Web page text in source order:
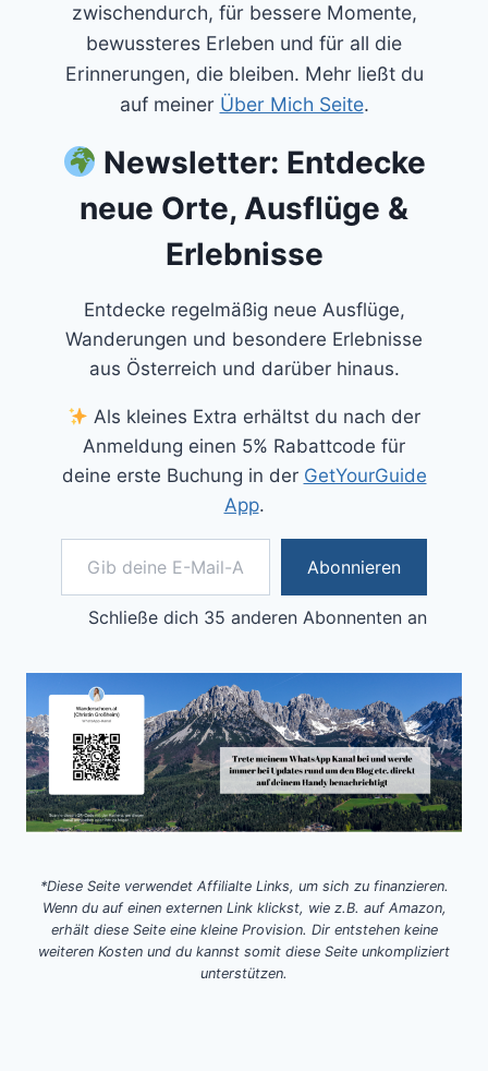
zwischendurch, für bessere Momente,
bewussteres Erleben und für all die
Erinnerungen, die bleiben. Mehr ließt du
auf meiner Über Mich Seite.
Newsletter: Entdecke
neue Orte, Ausflüge &
Erlebnisse
Entdecke regelmäßig neue Ausflüge,
Wanderungen und besondere Erlebnisse
aus Österreich und darüber hinaus.
Als kleines Extra erhältst du nach der
Anmeldung einen 5% Rabattcode für
deine erste Buchung in der GetYourGuide
App.
Gib deine E-Mail-Adresse ein ...
Abonnieren
Schließe dich 35 anderen Abonnenten an
*Diese Seite verwendet Affilialte Links, um sich zu finanzieren.
Wenn du auf einen externen Link klickst, wie z.B. auf Amazon,
erhält diese Seite eine kleine Provision. Dir entstehen keine
weiteren Kosten und du kannst somit diese Seite unkompliziert
unterstützen.